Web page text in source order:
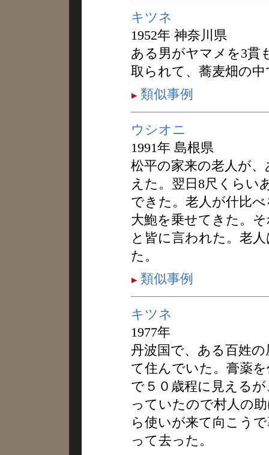
キツネ
1952年 神奈川県
ある男がヤマメを3貫
取られて、蕎麦畑の
類似事例
ウシオニ
1991年 島根県
松平の家来の老人が
えた。翌日8尺くらい
できた。老人が什比
大鮑を乗せてきた。
と皆に言われた。老
た。
類似事例
キツネ
1977年
丹波国で、ある百姓
て住んでいた。膏薬
で５０歳程に見える
っていたので村人の
ら使いが来て向こう
って去った。